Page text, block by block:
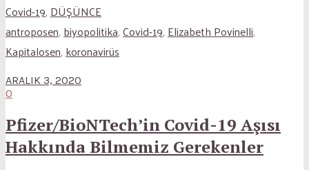
Covid-19,DÜŞÜNCE
antroposen,biyopolitika,Covid-19,Elizabeth Povinelli,
Kapitalosen,koronavirüs
ARALIK 3, 2020
0
Pfizer/BioNTech’in Covid-19 Aşısı
Hakkında Bilmemiz Gerekenler